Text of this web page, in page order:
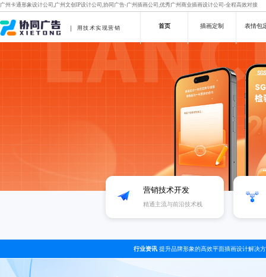
广州卡通形象设计公司,广州文创IP设计公司,协同广告-广州插画公司,优秀广州商业插画设计公司-全程高效对接
用技术实现营销 首页 插画定制 表情包
营销技术开发
精通主流与前沿技术栈
行业资讯 提升品牌形象的高效平面插画设计解决